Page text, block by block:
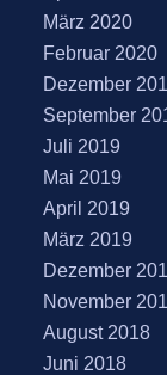
März 2020
Februar 2020
Dezember
September
Juli 2019
Mai 2019
April 2019
März 2019
Dezember
November
August 2018
Juni 2018